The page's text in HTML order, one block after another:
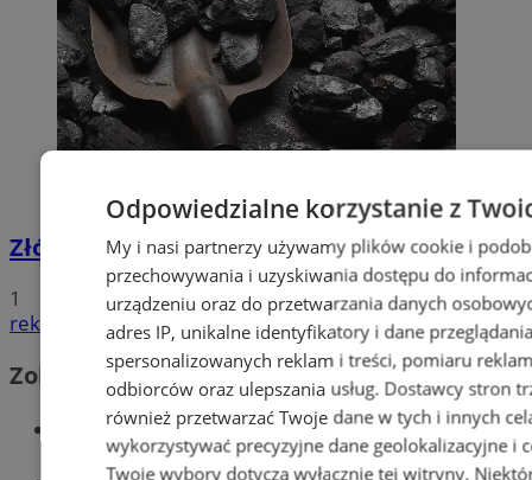
Złóż wniosek o dodatek węglowy
1
reklama
Zobacz również
Wiadomości kryminalne w Wodzisławiu
Odpowiedzialne korzystanie z
My i nasi partnerzy używamy plików cookie i
przechowywania i uzyskiwania dostępu do
urządzeniu oraz do przetwarzania danych
adres IP, unikalne identyfikatory i dane
spersonalizowanych reklam i treści, pomiaru
odbiorców oraz ulepszania usług. Dostawcy stron
również przetwarzać Twoje dane w tych i innych
wykorzystywać precyzyjne dane geolokalizacyjne i
Twoje wybory dotyczą wyłącznie tej witryny.